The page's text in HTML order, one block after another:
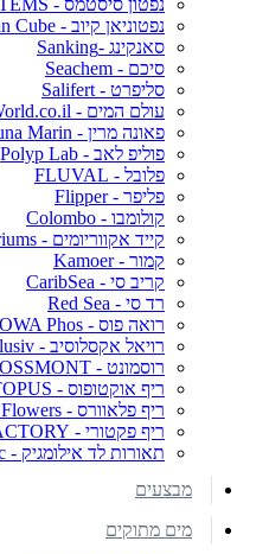
נפטוניאן קיוב - Neptunian Cube
סאנקינג -Sanking
סיכם - Seachem
סליפרט - Salifert
עולם המים - AquaWorld.co.il
פאונה מרין - Fauna Marin
פוליפ לאב - Polyp Lab
פלובל - FLUVAL
פליפר - Flipper
קולומבו - Colombo
קייד אקווריומים - CADE Aquariums
קמור - Kamoer
קריב סי - CaribSea
רד סי - Red Sea
רואה פוס - ROWA Phos
רויאל אקסלוסיב - Royal Exclusiv
רוסמונט - ROSSMONT
ריף אוקטופוס - REEF OCTOPUS
ריף פלאוורס - Reef Flowers
ריף פקטורי - REEF FACTORY
תאורות לד אילומגיק - Illumagic
מבצעים
מים מתוקים